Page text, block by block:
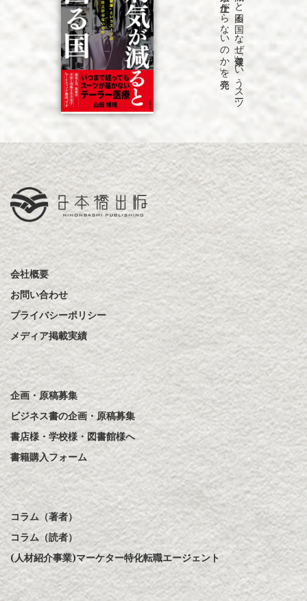
「病気が
減る
と
困る
国
な
ぜ
「健康」と
い
う
ス
ーツ
は
永遠に
仕上が
ら
な
い
の
か
」を
発売
会社概要
お問い合わせ
プライバシーポリシー
メディア掲載実績
企画・原稿募集
ビジネス書の企画・原稿募集
書店様・学校様・図書館様へ
書籍購入フォーム
コラム（著者）
コラム（読者）
(人材紹介事業)マーケター特化転職エージェント